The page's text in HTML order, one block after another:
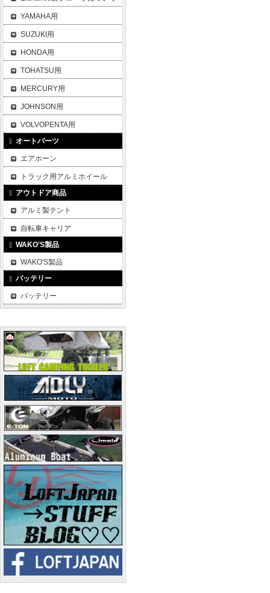
YAMAHA用
SUZUKI用
HONDA用
TOHATSU用
MERCURY用
JOHNSON用
VOLVOPENTA用
オートパーツ
エアホーン
トラック用アルミホイール
アウトドア商品
アルミ製テント
自転車キャリア
WAKO'S製品
WAKO'S製品
バッテリー
バッテリー